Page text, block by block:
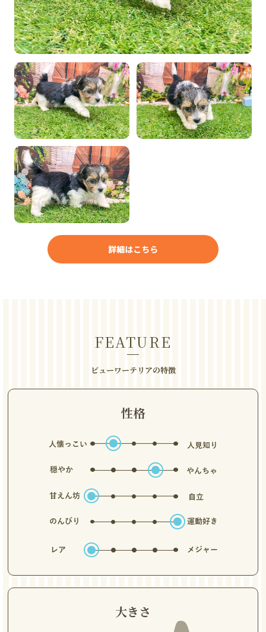
詳細はこちら
FEATURE
ビューワーテリアの特徴
性格
大きさ